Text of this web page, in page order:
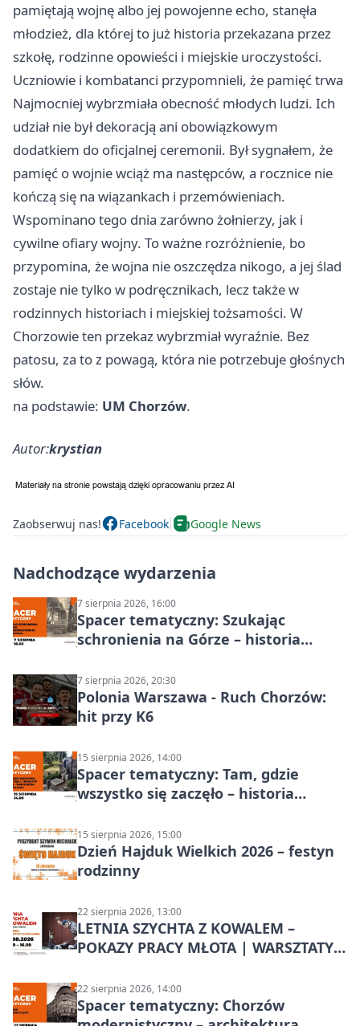
pamiętają wojnę albo jej powojenne echo, stanęła
młodzież, dla której to już historia przekazana przez
szkołę, rodzinne opowieści i miejskie uroczystości.
Uczniowie i kombatanci przypomnieli, że pamięć trwa
Najmocniej wybrzmiała obecność młodych ludzi. Ich
udział nie był dekoracją ani obowiązkowym
dodatkiem do oficjalnej ceremonii. Był sygnałem, że
pamięć o wojnie wciąż ma następców, a rocznice nie
kończą się na wiązankach i przemówieniach.
Wspominano tego dnia zarówno żołnierzy, jak i
cywilne ofiary wojny. To ważne rozróżnienie, bo
przypomina, że wojna nie oszczędza nikogo, a jej ślad
zostaje nie tylko w podręcznikach, lecz także w
rodzinnych historiach i miejskiej tożsamości. W
Chorzowie ten przekaz wybrzmiał wyraźnie. Bez
patosu, za to z powagą, która nie potrzebuje głośnych
słów.
na podstawie: UM Chorzów.
Autor:krystian
Zaobserwuj nas! Facebook Google News
Nadchodzące wydarzenia
7 sierpnia 2026, 16:00
Spacer tematyczny: Szukając
schronienia na Górze – historia
7 sierpnia 2026, 20:30
Polonia Warszawa - Ruch Chorzów:
hit przy K6
15 sierpnia 2026, 14:00
Spacer tematyczny: Tam, gdzie
wszystko się zaczęło – historia
15 sierpnia 2026, 15:00
Dzień Hajduk Wielkich 2026 – festyn
rodzinny
22 sierpnia 2026, 13:00
LETNIA SZYCHTA Z KOWALEM –
POKAZY PRACY MŁOTA | WARSZTATY
22 sierpnia 2026, 14:00
Spacer tematyczny: Chorzów